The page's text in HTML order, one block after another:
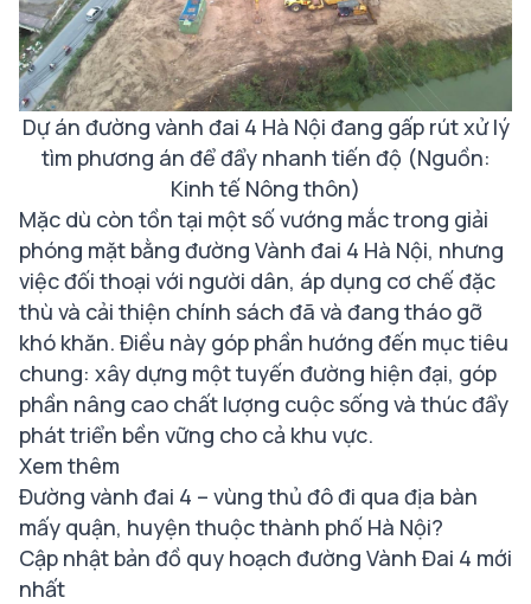
Dự án đường vành đai 4 Hà Nội đang gấp rút xử lý
tìm phương án để đẩy nhanh tiến độ (Nguồn:
Kinh tế Nông thôn)
Mặc dù còn tồn tại một số vướng mắc trong giải
phóng mặt bằng đường Vành đai 4 Hà Nội, nhưng
việc đối thoại với người dân, áp dụng cơ chế đặc
thù và cải thiện chính sách đã và đang tháo gỡ
khó khăn. Điều này góp phần hướng đến mục tiêu
chung: xây dựng một tuyến đường hiện đại, góp
phần nâng cao chất lượng cuộc sống và thúc đẩy
phát triển bền vững cho cả khu vực.
Xem thêm
Đường vành đai 4 – vùng thủ đô đi qua địa bàn
mấy quận, huyện thuộc thành phố Hà Nội?
Cập nhật bản đồ quy hoạch đường Vành Đai 4 mới
nhất